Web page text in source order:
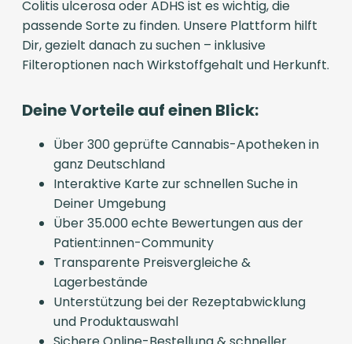
Colitis ulcerosa oder ADHS ist es wichtig, die
passende Sorte zu finden. Unsere Plattform hilft
Dir, gezielt danach zu suchen – inklusive
Filteroptionen nach Wirkstoffgehalt und Herkunft.
Deine Vorteile auf einen Blick:
Über 300 geprüfte Cannabis-Apotheken in
ganz Deutschland
Interaktive Karte zur schnellen Suche in
Deiner Umgebung
Über 35.000 echte Bewertungen aus der
Patient:innen-Community
Transparente Preisvergleiche &
Lagerbestände
Unterstützung bei der Rezeptabwicklung
und Produktauswahl